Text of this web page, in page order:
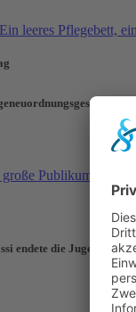
zu
endete die